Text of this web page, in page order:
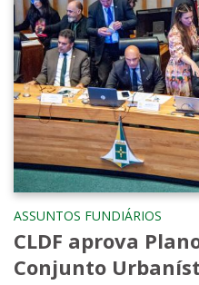
ASSUNTOS FUNDIÁRIOS
CLDF aprova
Conjunto